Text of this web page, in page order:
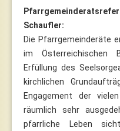
Schaufler:
Die Pfarrgemeinderäte
im Österreichischen
Erfüllung des
kirchlichen
Engagement der
räumlich sehr
pfarrliche Leben